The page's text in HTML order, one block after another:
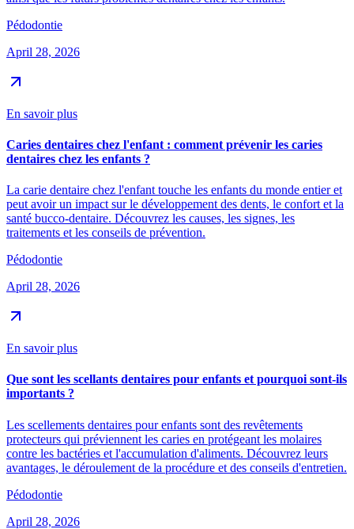
Pédodontie
April 28, 2026
En savoir plus
Caries dentaires chez l'enfant : comment prévenir les caries
dentaires chez les enfants ?
La carie dentaire chez l'enfant touche les enfants du monde entier et
peut avoir un impact sur le développement des dents, le confort et la
santé bucco-dentaire. Découvrez les causes, les signes, les
traitements et les conseils de prévention.
Pédodontie
April 28, 2026
En savoir plus
Que sont les scellants dentaires pour enfants et pourquoi sont-ils
importants ?
Les scellements dentaires pour enfants sont des revêtements
protecteurs qui préviennent les caries en protégeant les molaires
contre les bactéries et l'accumulation d'aliments. Découvrez leurs
avantages, le déroulement de la procédure et des conseils d'entretien.
Pédodontie
April 28, 2026